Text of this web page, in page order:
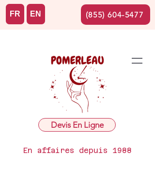
Devis En Ligne
En affaires depuis 1988
FR EN (855) 604-5477